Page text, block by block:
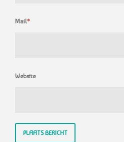
Mail*
Website